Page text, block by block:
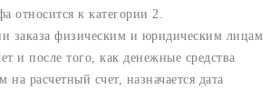
относится к категории 2.
заказа физическим и юридическим лицам
и после того, как денежные средства
на расчетный счет, назначается дата